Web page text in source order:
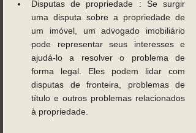
Disputas de propriedade : Se surgir
uma disputa sobre a propriedade de
um imóvel, um advogado imobiliário
pode representar seus interesses e
ajudá-lo a resolver o problema de
forma legal. Eles podem lidar com
disputas de fronteira, problemas de
título e outros problemas relacionados
à propriedade.